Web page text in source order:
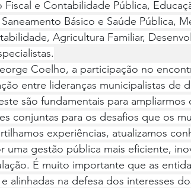
Fiscal e Contabilidade Pública,
Saneamento Básico e Saúde Pública,
Agricultura Familiar,
Coelho, a participação no
entre lideranças municipalistas de
são fundamentais para
conjuntas para os desafios que os
experiências, atualizamos
uma gestão pública mais eficiente,
É muito importante que as
alinhadas na defesa dos interesses